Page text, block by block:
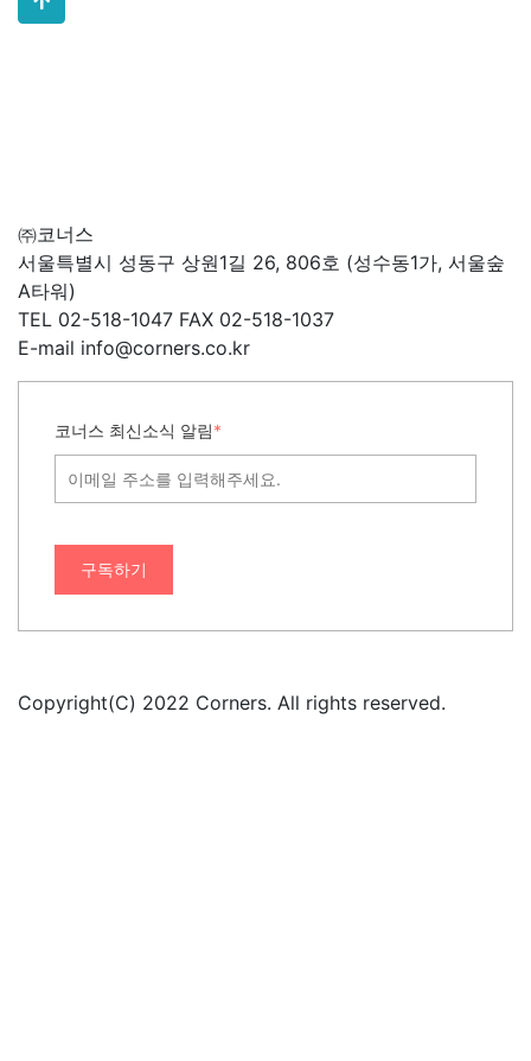
㈜코너스
서울특별시 성동구 상원1길 26, 806호 (성수동1가, 서울숲
A타워)
TEL 02-518-1047 FAX 02-518-1037
E-mail info@corners.co.kr
코너스 최신소식 알림*
구독하기
Copyright(C) 2022 Corners. All rights reserved.